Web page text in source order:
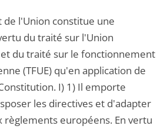
l'Union constitue une
du traité sur l'Union
et du traité sur le fonctionnement
(TFUE) qu'en application de
I) 1) Il emporte
les directives et d'adapter
européens. En vertu